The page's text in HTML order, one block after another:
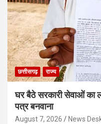
छत्तीसगढ़ राज्य
घर बैठे सरकारी सेवाओं
पत्र बनवाना
August 7, 2026 News